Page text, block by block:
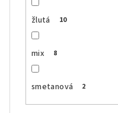
žlutá 10
mix 8
smetanová 2